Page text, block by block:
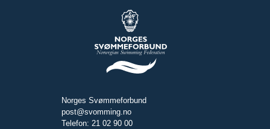
Norges Svømmeforbund
post@svomming.no
Telefon: 21 02 90 00